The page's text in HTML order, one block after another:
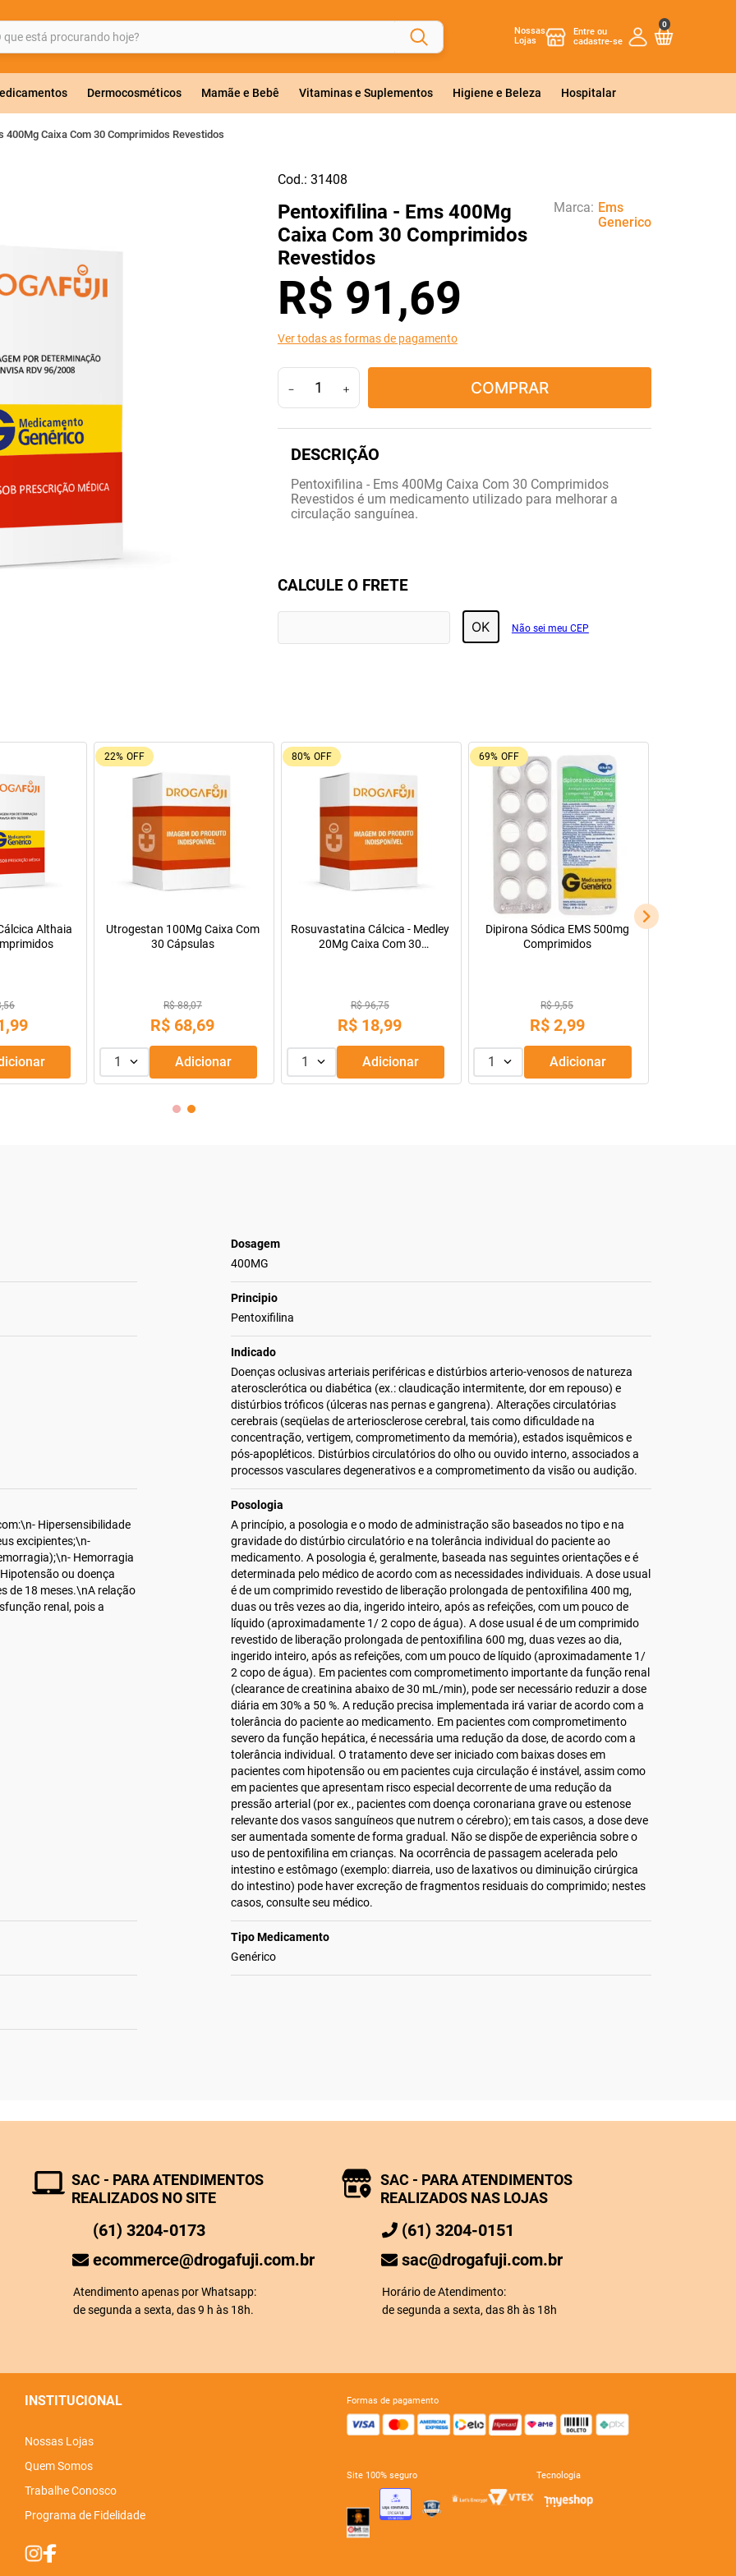
está procurando hoje?
Nossas
Lojas
0
Dermocosméticos Mamãe e Bebê Vitaminas e Suplementos Higiene e Beleza Hospitalar
400Mg Caixa Com 30 Comprimidos Revestidos
Cod.: 31408
Pentoxifilina - Ems 400Mg
Caixa Com 30 Comprimidos
Revestidos
Marca: Ems
Generico
R$ 91,69
Ver todas as formas de pagamento
＋
－ COMPRAR
Pentoxifilina - Ems 400Mg Caixa Com 30 Comprimidos
Revestidos é um medicamento utilizado para melhorar a
circulação sanguínea.
CALCULE O FRETE
OK Não sei meu CEP
Infantil para
400g
,
R$ 56,66
Adicionar
9% OFF
Oferta do Mês
Máscara de Tratamento Lola
Cosmetics Morte Súbita 450g
R$ 43,99
R$ 39,99
1 Adicionar
55% OFF
Resfenol com 20 cápsulas
R$ 30,88
R$ 13,99
1 Adicionar
Manitol 20% 500Ml
R$ 39,90
1 Adicionar
Dosagem
400MG
Principio
Pentoxifilina
Indicado
Doenças oclusivas arteriais periféricas e distúrbios arterio-venosos de natureza
aterosclerótica ou diabética (ex.: claudicação intermitente, dor em repouso) e
distúrbios tróficos (úlceras nas pernas e gangrena). Alterações circulatórias
cerebrais (seqüelas de arteriosclerose cerebral, tais como dificuldade na
concentração, vertigem, comprometimento da memória), estados isquêmicos e
pós-apopléticos. Distúrbios circulatórios do olho ou ouvido interno, associados a
processos vasculares degenerativos e a comprometimento da visão ou audição.
Hipersensibilidade
excipientes;\n-
Hemorragia
ou doença
de 18 meses.\nA relação
renal, pois a
Posologia
A princípio, a posologia e o modo de administração são baseados no tipo e na
gravidade do distúrbio circulatório e na tolerância individual do paciente ao
medicamento. A posologia é, geralmente, baseada nas seguintes orientações e é
determinada pelo médico de acordo com as necessidades individuais. A dose usual
é de um comprimido revestido de liberação prolongada de pentoxifilina 400 mg,
duas ou três vezes ao dia, ingerido inteiro, após as refeições, com um pouco de
líquido (aproximadamente 1/ 2 copo de água). A dose usual é de um comprimido
revestido de liberação prolongada de pentoxifilina 600 mg, duas vezes ao dia,
ingerido inteiro, após as refeições, com um pouco de líquido (aproximadamente 1/
2 copo de água). Em pacientes com comprometimento importante da função renal
(clearance de creatinina abaixo de 30 mL/min), pode ser necessário reduzir a dose
diária em 30% a 50 %. A redução precisa implementada irá variar de acordo com a
tolerância do paciente ao medicamento. Em pacientes com comprometimento
severo da função hepática, é necessária uma redução da dose, de acordo com a
tolerância individual. O tratamento deve ser iniciado com baixas doses em
pacientes com hipotensão ou em pacientes cuja circulação é instável, assim como
em pacientes que apresentam risco especial decorrente de uma redução da
pressão arterial (por ex., pacientes com doença coronariana grave ou estenose
relevante dos vasos sanguíneos que nutrem o cérebro); em tais casos, a dose deve
ser aumentada somente de forma gradual. Não se dispõe de experiência sobre o
uso de pentoxifilina em crianças. Na ocorrência de passagem acelerada pelo
intestino e estômago (exemplo: diarreia, uso de laxativos ou diminuição cirúrgica
do intestino) pode haver excreção de fragmentos residuais do comprimido; nestes
casos, consulte seu médico.
Tipo Medicamento
Genérico
SAC - PARA ATENDIMENTOS
REALIZADOS NO SITE
(61) 3204-0173
ecommerce@drogafuji.com.br
Atendimento apenas por Whatsapp:
de segunda a sexta, das 9 h às 18h.
SAC - PARA ATENDIMENTOS
REALIZADOS NAS LOJAS
(61) 3204-0151
sac@drogafuji.com.br
Horário de Atendimento:
de segunda a sexta, das 8h às 18h
INSTITUCIONAL
Nossas Lojas
Quem Somos
Trabalhe Conosco
Programa de Fidelidade
formas de pagamento
site 100% seguro tecnologia